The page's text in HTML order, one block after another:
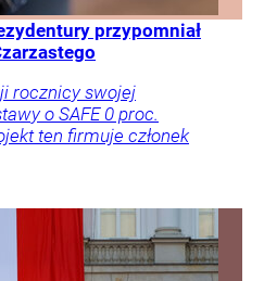
przypomniał
rocznicy swojej
o SAFE 0 proc.
ten firmuje członek